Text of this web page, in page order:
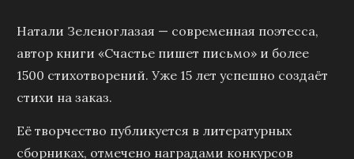
Натали Зеленоглазая — современная поэтесса,
автор книги «Счастье пишет письмо» и более
1500 стихотворений. Уже 15 лет успешно создаёт
стихи на заказ.
Её творчество публикуется в литературных
сборниках, отмечено наградами конкурсов